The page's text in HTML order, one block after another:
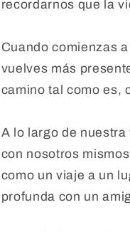
recordarnos que la
Cuando comienzas
vuelves más
camino tal como es,
A lo largo de
con nosotros
como un viaje a un
profunda con un